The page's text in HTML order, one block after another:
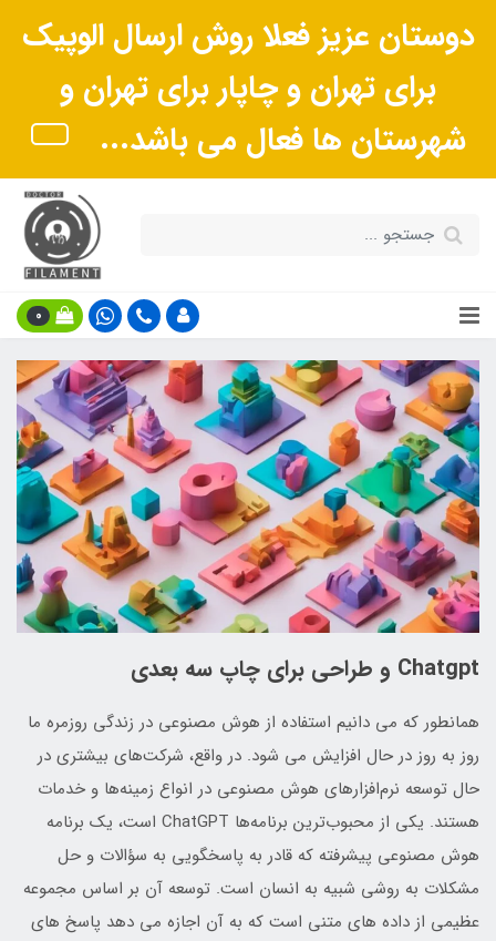
دوستان عزیز فعلا روش ارسال الوپیک
برای تهران و چاپار برای تهران و
شهرستان ها فعال می باشد...
0
Chatgpt و طراحی برای چاپ سه بعدی
همانطور که می دانیم استفاده از هوش مصنوعی در زندگی روزمره ما
روز به روز در حال افزایش می شود. در واقع، شرکت‌های بیشتری در
حال توسعه نرم‌افزارهای هوش مصنوعی در انواع زمینه‌ها و خدمات
هستند. یکی از محبوب‌ترین برنامه‌ها ChatGPT است، یک برنامه
هوش مصنوعی پیشرفته که قادر به پاسخگویی به سؤالات و حل
مشکلات به روشی شبیه به انسان است. توسعه آن بر اساس مجموعه
عظیمی از داده های متنی است که به آن اجازه می دهد پاسخ های